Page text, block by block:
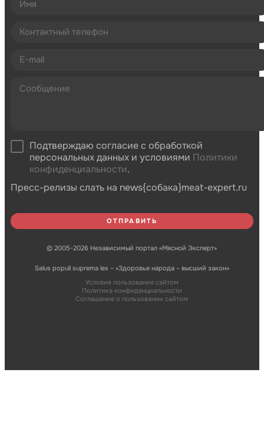
Подтверждаю согласие с обработкой
персональных данных и условиями Политики
конфиденциальности.
Пресс-релизы слать на news{собака}meat-expert.ru
© 2005-2026 Независимый портал «Мясной Эксперт»
Salus populi suprema lex – «Здоровье народа – высший закон»
Условия пользования сайтом
Политика конфиденциальности
Соглашение о пользовании сайтом